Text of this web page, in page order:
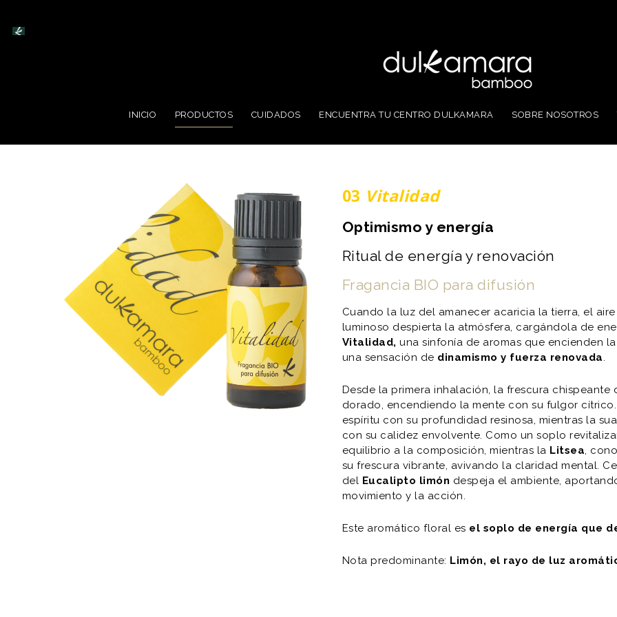
INICIO PRODUCTOS CUIDADOS ENCUENTRA TU CENTRO DULKAMARA SOBRE NOSOTROS
03 Vitalidad
Optimismo y energía
Ritual de energía y renovación
Fragancia BIO para difusión
Cuando la luz del amanecer acaricia la tierra, el
luminoso despierta la atmósfera, cargándola de
Vitalidad,una sinfonía de aromas que encienden
una sensación de dinamismo y fuerza renovada.
Desde la primera inhalación, la frescura chispeante
dorado, encendiendo la mente con su fulgor
espíritu con su profundidad resinosa, mientras la
con su calidez envolvente. Como un soplo
equilibrio a la composición, mientras la Litsea,
su frescura vibrante, avivando la claridad mental.
del Eucalipto limón despeja el ambiente,
movimiento y la acción.
Este aromático floral es el soplo de energía que
Nota predominante: Limón, el rayo de luz